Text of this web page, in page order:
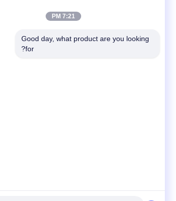
7:21 PM
Good day, what product are you looking
for?